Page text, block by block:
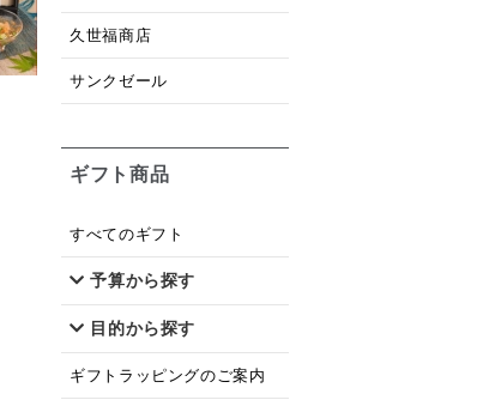
久世福商店
サンクゼール
ギフト商品
すべてのギフト
予算から探す
目的から探す
ギフトラッピングのご案内